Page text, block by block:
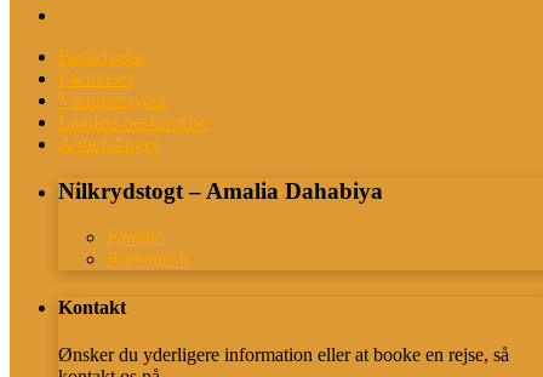
Beskrivelse
Faciliteter
Værelsestyper
Landets beskrivelse
Anbefalinger
Nilkrydstogt – Amalia Dahabiya
Familie
Romantisk
Kontakt
Ønsker du yderligere information eller at booke en rejse, så